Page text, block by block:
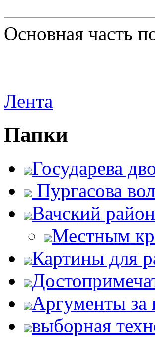
Основная часть
Лента
Папки
Государева
Пургасова
Вачский район
Местным
Картины для
Аргументы за
выборная